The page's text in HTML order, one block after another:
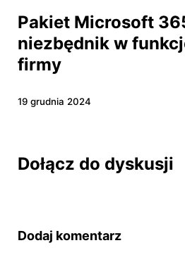
Pakiet Microsoft
niezbędnik w
firmy
19 grudnia 2024
Dołącz do dyskusji
Dodaj komentarz